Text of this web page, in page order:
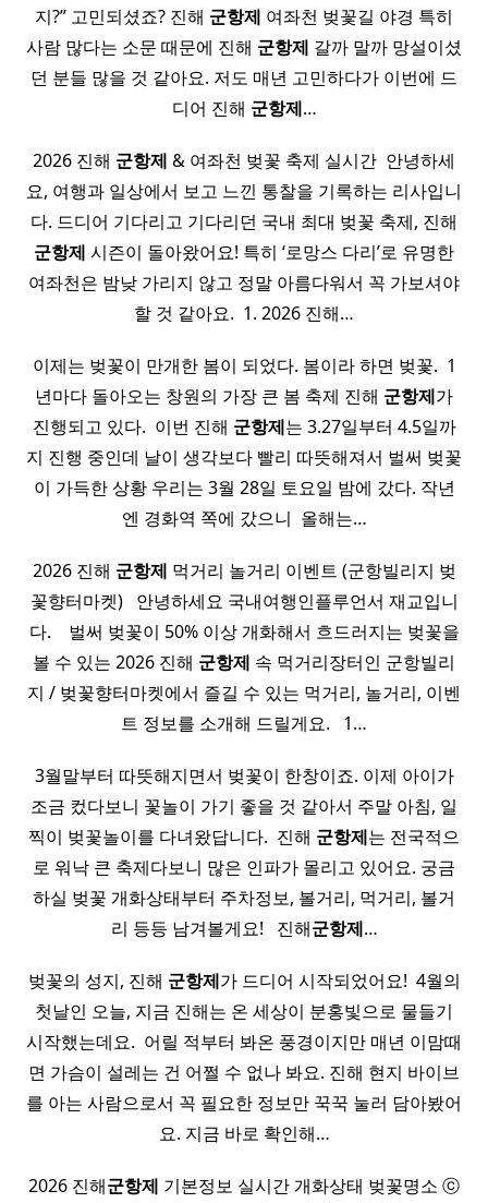
지?” 고민되셨죠? 진해 군항제 여좌천 벚꽃길 야경 특히
사람 많다는 소문 때문에 진해 군항제 갈까 말까 망설이셨
던 분들 많을 것 같아요. 저도 매년 고민하다가 이번에 드
디어 진해 군항제…
2026 진해 군항제 & 여좌천 벚꽃 축제 실시간 ​ 안녕하세
요, 여행과 일상에서 보고 느낀 통찰을 기록하는 리사입니
다. 드디어 기다리고 기다리던 국내 최대 벚꽃 축제, 진해
군항제 시즌이 돌아왔어요! 특히 ‘로망스 다리’로 유명한
여좌천은 밤낮 가리지 않고 정말 아름다워서 꼭 가보셔야
할 것 같아요. ​ 1. 2026 진해…
이제는 벚꽃이 만개한 봄이 되었다. 봄이라 하면 벚꽃. ​ 1
년마다 돌아오는 창원의 가장 큰 봄 축제 진해 군항제가
진행되고 있다. ​ 이번 진해 군항제는 3.27일부터 4.5일까
지 진행 중인데 날이 생각보다 빨리 따뜻해져서 벌써 벚꽃
이 가득한 상황 우리는 3월 28일 토요일 밤에 갔다. 작년
엔 경화역 쪽에 갔으니 ​ 올해는…
2026 진해 군항제 먹거리 놀거리 이벤트 (군항빌리지 벚
꽃향터마켓) ​ ​ 안녕하세요 국내여행인플루언서 재교입니
다. ​ ​ ​ 벌써 벚꽃이 50% 이상 개화해서 흐드러지는 벚꽃을
볼 수 있는 2026 진해 군항제 속 먹거리장터인 군항빌리
지 / 벚꽃향터마켓에서 즐길 수 있는 먹거리, 놀거리, 이벤
트 정보를 소개해 드릴게요. ​ ​ 1…
3월말부터 따뜻해지면서 벚꽃이 한창이죠. 이제 아이가
조금 컸다보니 꽃놀이 가기 좋을 것 같아서 주말 아침, 일
찍이 벚꽃놀이를 다녀왔답니다. ​ 진해 군항제는 전국적으
로 워낙 큰 축제다보니 많은 인파가 몰리고 있어요. 궁금
하실 벚꽃 개화상태부터 주차정보, 볼거리, 먹거리, 볼거
리 등등 남겨볼게요! ​ ​ 진해군항제…
벚꽃의 성지, 진해 군항제가 드디어 시작되었어요! ​ 4월의
첫날인 오늘, 지금 진해는 온 세상이 분홍빛으로 물들기
시작했는데요. ​ 어릴 적부터 봐온 풍경이지만 매년 이맘때
면 가슴이 설레는 건 어쩔 수 없나 봐요. 진해 현지 바이브
를 아는 사람으로서 꼭 필요한 정보만 꾹꾹 눌러 담아봤어
요. 지금 바로 확인해…
2026 진해군항제 기본정보 실시간 개화상태 벚꽃명소 ⓒ